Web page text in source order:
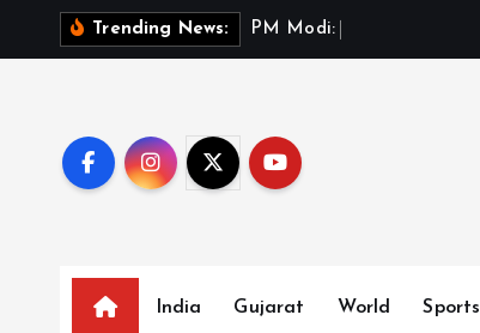
Trending News: P M M o d i:
India Gujarat World Sports